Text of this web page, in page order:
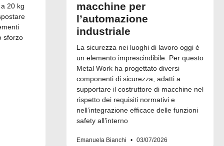
20 kg
sforzo
macchine per
l’automazione
industriale
La sicurezza nei luoghi di lavoro oggi è
un elemento imprescindibile. Per questo
Metal Work ha progettato diversi
componenti di sicurezza, adatti a
supportare il costruttore di macchine nel
rispetto dei requisiti normativi e
nell’integrazione efficace delle funzioni
safety all’interno
Emanuela Bianchi 03/07/2026